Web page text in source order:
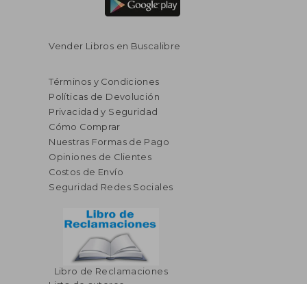
Vender Libros en Buscalibre
Términos y Condiciones
Políticas de Devolución
Privacidad y Seguridad
Cómo Comprar
Nuestras Formas de Pago
Opiniones de Clientes
Costos de Envío
Seguridad Redes Sociales
Libro de Reclamaciones